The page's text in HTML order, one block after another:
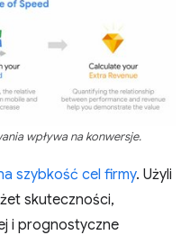
wpływa na konwersje.
szybkość cel firmy. Użyli
skuteczności,
i prognostyczne